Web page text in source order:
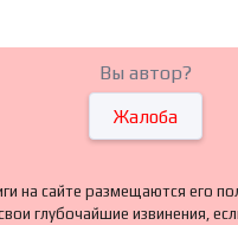
Вы автор?
Жалоба
на сайте размещаются его
глубочайшие извинения,